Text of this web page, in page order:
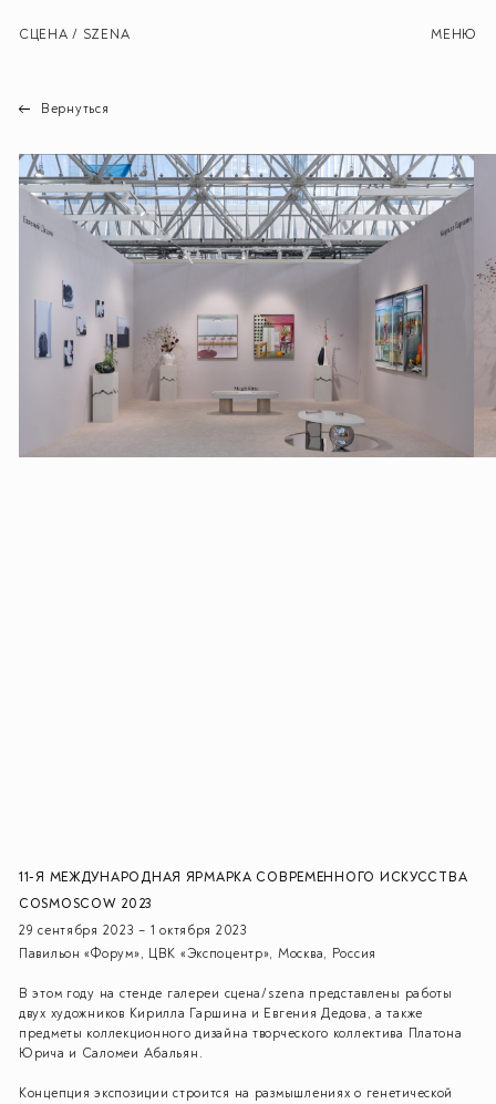
СЦЕНА / SZENA МЕНЮ
Вернуться
11-Я МЕЖДУНАРОДНАЯ ЯРМАРКА СОВРЕМЕННОГО ИСКУССТВА
COSMOSCOW 2023
29 сентября 2023 – 1 октября 2023
Павильон «Форум», ЦВК «Экспоцентр», Москва, Россия
В этом году на стенде галереи сцена/szena представлены работы
двух художников Кирилла Гаршина и Евгения Дедова, а также
предметы коллекционного дизайна творческого коллектива Платона
Юрича и Саломеи Абальян.
Концепция экспозиции строится на размышлениях о генетической